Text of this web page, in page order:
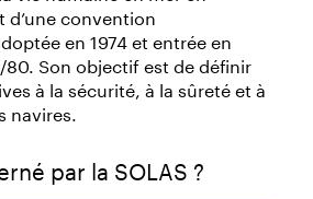
d’une convention
en 1974 et entrée en
Son objectif est de définir
à la sécurité, à la sûreté et à
navires.
par la SOLAS ?